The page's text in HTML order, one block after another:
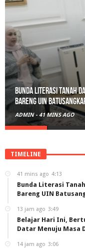
Belajar Hari Ini,
Datar Menuju Masa
ADMIN - 13 JAM AGO
TIMELINE
41 mins ago 4:13
Bunda Literasi
Bareng UIN
13 jam ago 3:49
Belajar Hari Ini,
Datar Menuju Masa
14 jam ago 3:06